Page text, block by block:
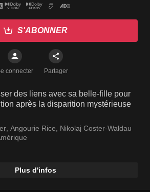
S'ABONNER
connecter Partager
des liens avec sa belle-fille pour
après la disparition mystérieuse
, Angourie Rice, Nikolaj Coster-Waldau
Plus d'infos